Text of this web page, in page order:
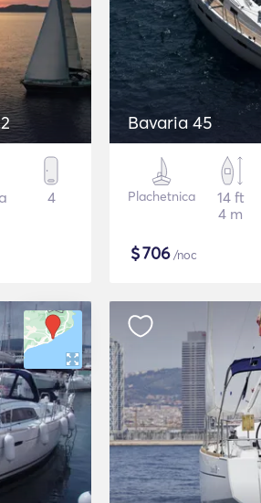
4
Bavaria 45
Plachetnica
14 ft
4 m
$706/noc